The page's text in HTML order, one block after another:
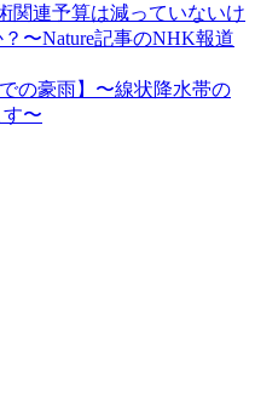
関連予算は減っていないけ
〜Nature記事のNHK報道
での豪雨】〜線状降水帯の
〜